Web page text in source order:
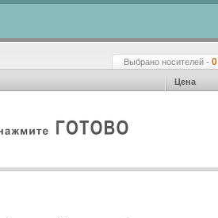
Выбрано носителей - 0
Цена